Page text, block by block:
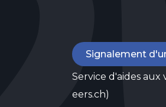
Signalement
Service d'aides aux
eers.ch)